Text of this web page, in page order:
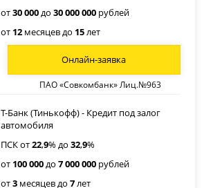
от30 000до30 000 000 рублей
от 12 месяцев до 15лет
ПАО «Совкомбанк» Лиц.№963
Онлайн-заявка
Т-Банк (Тинькофф) - Кредит под залог
автомобиля
ПСК от22,9% до32,9%
от 100 000до7 000 000 рублей
от3 месяцев до7лет